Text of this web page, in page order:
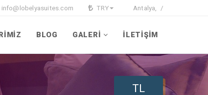
info@lobelyasuites.com TRY Antalya, /
BLOG GALERİ İLETİŞİM
TL